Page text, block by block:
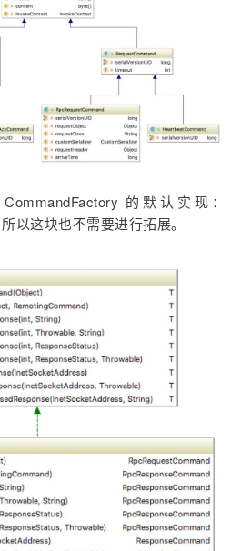
的默认实现：
以这块也不需要进行拓展。